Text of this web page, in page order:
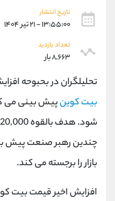
تاریخ انتشار
۱۳:۵۵:۰۰ - ۲۱ تیر ۱۴۰۴
تعداد بازدید
۸,۶۶۳ بار
تحلیلگران در بحبوحه
بیت کوینپیش بینی می
چندین رهبر صنعت پیش
بازار را برجسته می کند.
تلگرام
داخلی
اطلاعات تماس
تلفن
بدون پیش شماره
اینستاگرام